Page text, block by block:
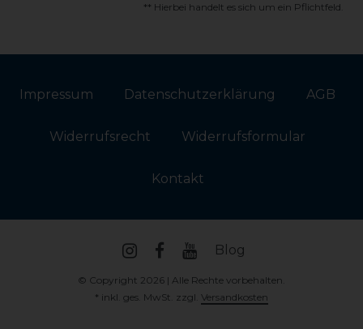
** Hierbei handelt es sich um ein Pflichtfeld.
Impressum Daten­schutz­erklärung AGB
Widerrufs­recht Widerrufs­formular
Kontakt
Blog
© Copyright 2026 | Alle Rechte vorbehalten.
* inkl. ges. MwSt. zzgl. Versandkosten